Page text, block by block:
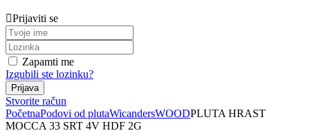
Prijaviti se
Zapamti me
Izgubili ste lozinku?
Stvorite račun
PočetnaPodovi od plutaWicandersWOODPLUTA HRAST
MOCCA 33 SRT 4V HDF 2G